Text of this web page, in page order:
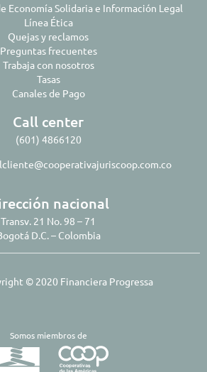
Economía Solidaria e Información Legal
Línea Ética
Quejas y reclamos
Preguntas frecuentes
Trabaja con nosotros
Tasas
Canales de Pago
Call center
(601) 4866120
nacional
Transv. 21 No. 98 – 71
D.C. – Colombia
© 2020 Financiera Progressa
Somos miembros de